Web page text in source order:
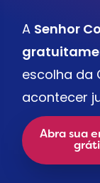
A Senhor
escolha da
acontecer
Abra sua